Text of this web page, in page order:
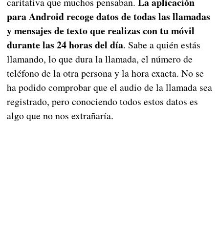
para Android recoge datos de todas las llamadas
y mensajes de texto que realizas con tu móvil
durante las 24 horas del día. Sabe a quién estás
llamando, lo que dura la llamada, el número de
teléfono de la otra persona y la hora exacta. No se
ha podido comprobar que el audio de la llamada sea
registrado, pero conociendo todos estos datos es
algo que no nos extrañaría.